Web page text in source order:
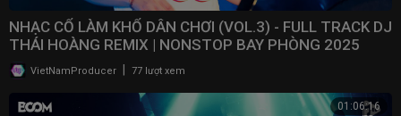
NHẠC CỔ LÀM KHỔ DÂN CHƠI (VOL.3) - FULL TRACK DJ
THÁI HOÀNG REMIX | NONSTOP BAY PHÒNG 2025
VietNamProducer 77 lượt xem
01:06:16